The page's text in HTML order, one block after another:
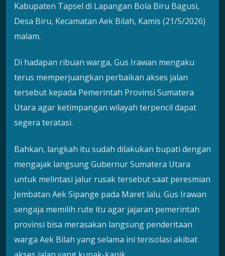
Kabupaten Tapsel di Lapangan Bola Biru Bagusi,
Desa Biru, Kecamatan Aek Bilah, Kamis (21/5/2026)
malam.
Di hadapan ribuan warga, Gus Irawan mengaku
terus memperjuangkan perbaikan akses jalan
tersebut kepada Pemerintah Provinsi Sumatera
Utara agar ketimpangan wilayah terpencil dapat
segera teratasi.
Bahkan, langkah itu sudah dilakukan bupati dengan
mengajak langsung Gubernur Sumatera Utara
untuk melintasi jalur rusak tersebut saat peresmian
Jembatan Aek Sipange pada Maret lalu. Gus Irawan
sengaja memilih rute itu agar jajaran pemerintah
provinsi bisa merasakan langsung penderitaan
warga Aek Bilah yang selama ini terisolasi akibat